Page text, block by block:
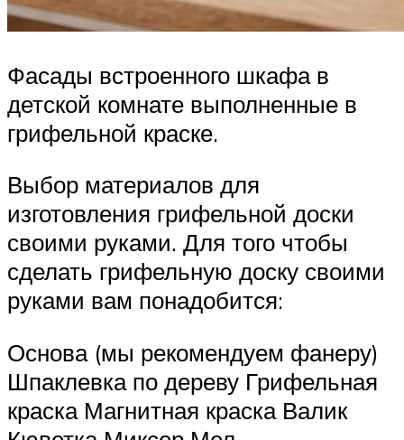
Фасады встроенного шкафа в
детской комнате выполненные в
грифельной краске.
Выбор материалов для
изготовления грифельной доски
своими руками. Для того чтобы
сделать грифельную доску своими
руками вам понадобится:
Основа (мы рекомендуем фанеру)
Шпаклевка по дереву Грифельная
краска Магнитная краска Валик